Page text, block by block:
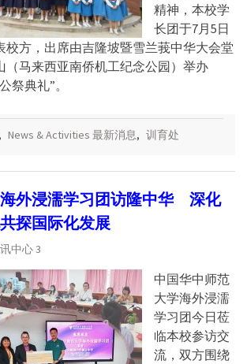
精神，本校学
长团于7月5日
校方，出席由吉隆坡暨雪兰莪中华大会堂
（马来西亚南侨机工纪念公园）举办
祭典礼”。
, News & Activities 最新消息, 训育处
外浸濡学习团访隆中华 深化
探国际化发展
中心 3
中国华中师范
大学海外浸濡
学习团今日莅
临本校参访交
流，双方围绕